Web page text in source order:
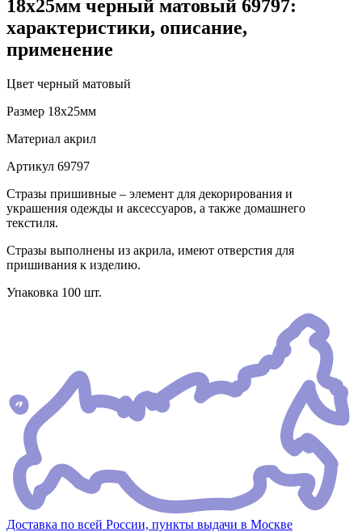
18х25мм черный матовый 69797:
характеристики, описание,
применение
Цвет черный матовый
Размер 18х25мм
Материал акрил
Артикул 69797
Стразы пришивные – элемент для декорирования и
украшения одежды и аксессуаров, а также домашнего
текстиля.
Стразы выполнены из акрила, имеют отверстия для
пришивания к изделию.
Упаковка 100 шт.
Доставка по всей России, пункты выдачи в Москве